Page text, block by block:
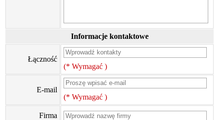
Informacje kontaktowe
Łączność
(* Wymagać )
E-mail
(* Wymagać )
Firma